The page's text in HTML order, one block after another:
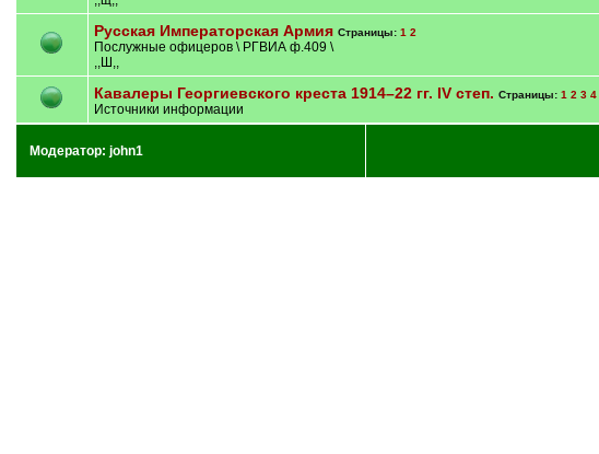
Русская Императорская Армия Страницы: 1 2
Послужные офицеров \ РГВИА ф.409 \
,,Ш,,
Кавалеры Георгиевского креста 1914–22 гг. IV степ. Страницы: 1 2 3 4
Источники информации
Модератор: john1